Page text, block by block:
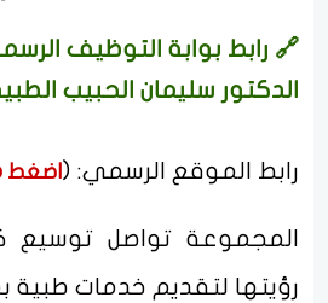
🔗 رابط بوابة التوظيف
الدكتور سليمان الحبيب
رابط الموقع الرسمي: ( اضغط
المجموعة تواصل توسيع
رؤيتها لتقديم خدمات طبية